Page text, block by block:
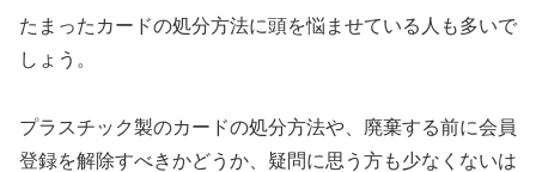
たまったカードの処分方法に頭を悩ませている人も多いで
しょう。
プラスチック製のカードの処分方法や、廃棄する前に会員
登録を解除すべきかどうか、疑問に思う方も少なくないは